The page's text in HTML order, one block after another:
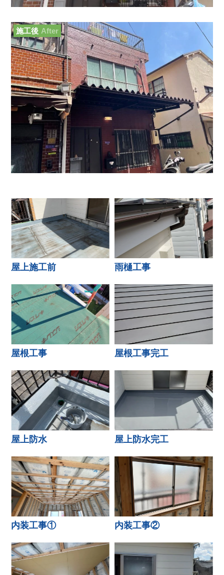
施工後 After
屋上施工前 雨樋工事
屋根工事 屋根工事完工
屋上防水 屋上防水完工
内装工事① 内装工事②